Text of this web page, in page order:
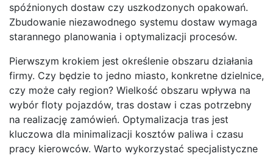
spóźnionych dostaw czy uszkodzonych opakowań.
Zbudowanie niezawodnego systemu dostaw wymaga
starannego planowania i optymalizacji procesów.
Pierwszym krokiem jest określenie obszaru działania
firmy. Czy będzie to jedno miasto, konkretne dzielnice,
czy może cały region? Wielkość obszaru wpływa na
wybór floty pojazdów, tras dostaw i czas potrzebny
na realizację zamówień. Optymalizacja tras jest
kluczowa dla minimalizacji kosztów paliwa i czasu
pracy kierowców. Warto wykorzystać specjalistyczne